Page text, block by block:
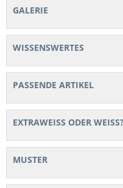
GALERIE
WISSENSWERTES
PASSENDE ARTIKEL
EXTRAWEISS ODER WEISS?
MUSTER